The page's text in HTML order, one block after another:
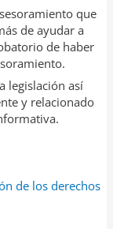
que
de ayudar a
de haber
legislación así
y relacionado
de los derechos